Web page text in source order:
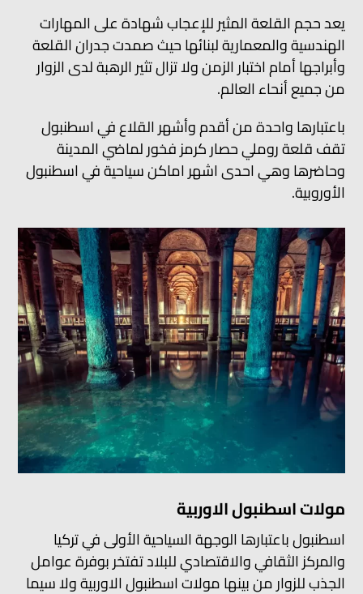
يعد حجم القلعة المثير للإعجاب شهادة على المهارات
الهندسية والمعمارية لبنائها حيث صمدت جدران القلعة
وأبراجها أمام اختبار الزمن ولا تزال تثير الرهبة لدى الزوار
من جميع أنحاء العالم.
باعتبارها واحدة من أقدم وأشهر القلاع في اسطنبول
تقف قلعة روملي حصار كرمز فخور لماضي المدينة
وحاضرها وهي احدى اشهر اماكن سياحية في اسطنبول
الأوروبية.
مولات اسطنبول الاوربية
اسطنبول باعتبارها الوجهة السياحية الأولى في تركيا
والمركز الثقافي والاقتصادي للبلاد تفتخر بوفرة عوامل
الجذب للزوار من بينها مولات اسطنبول الاوربية ولا سيما